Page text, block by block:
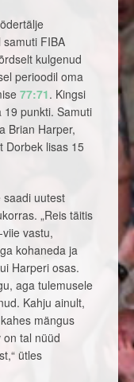
FIBA
kulgenud
perioodil oma
77:71. Kingsi
19 punkti. Samuti
Brian Harper,
Dorbek lisas 15
saadi uutest
„Reis täitis
vastu,
kohaneda ja
Harperi osas.
aga tulemusele
Kahju ainult,
mängus
tal nüüd
ütles